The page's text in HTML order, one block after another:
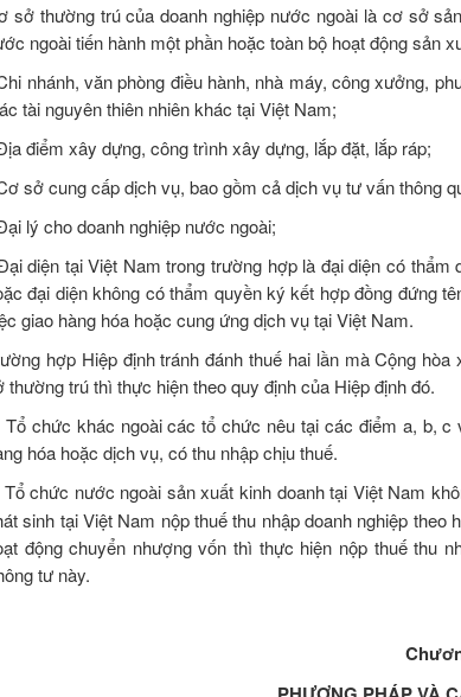
sở thường trú của doanh nghiệp nước ngoài là cơ sở
ngoài tiến hành một phần hoặc toàn bộ hoạt động sản
nhánh, văn phòng điều hành, nhà máy, công xưởng,
tài nguyên thiên nhiên khác tại Việt Nam;
điểm xây dựng, công trình xây dựng, lắp đặt, lắp ráp;
sở cung cấp dịch vụ, bao gồm cả dịch vụ tư vấn thông
lý cho doanh nghiệp nước ngoài;
diện tại Việt Nam trong trường hợp là đại diện có
đại diện không có thẩm quyền ký kết hợp đồng đứng
giao hàng hóa hoặc cung ứng dịch vụ tại Việt Nam.
hợp Hiệp định tránh đánh thuế hai lần mà Cộng
thường trú thì thực hiện theo quy định của Hiệp định đó.
Tổ chức khác ngoài các tổ chức nêu tại các điểm a, b,
hóa hoặc dịch vụ, có thu nhập chịu thuế.
Tổ chức nước ngoài sản xuất kinh doanh tại Việt Nam
sinh tại Việt Nam nộp thuế thu nhập doanh nghiệp
động chuyển nhượng vốn thì thực hiện nộp thuế thu
tư này.